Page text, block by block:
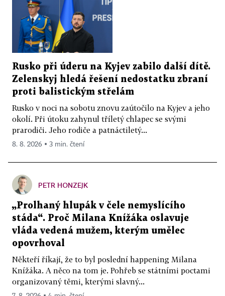
Rusko při úderu na Kyjev zabilo další dítě.
Zelenskyj hledá řešení nedostatku zbraní
proti balistickým střelám
Rusko v noci na sobotu znovu zaútočilo na Kyjev a jeho
okolí. Při útoku zahynul tříletý chlapec se svými
prarodiči. Jeho rodiče a patnáctiletý...
8. 8. 2026 ▪ 3 min. čtení
PETR HONZEJK
„Prolhaný hlupák v čele nemyslícího
stáda“. Proč Milana Knížáka oslavuje
vláda vedená mužem, kterým umělec
opovrhoval
Někteří říkají, že to byl poslední happening Milana
Knížáka. A něco na tom je. Pohřeb se státními poctami
organizovaný těmi, kterými slavný...